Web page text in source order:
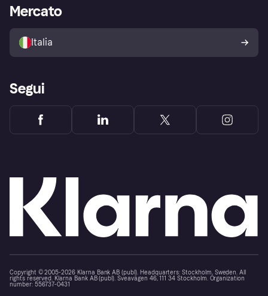
Esplora i negozi
Politica di protezione
dell'acquirente Klarna
Accesso aziende
Mercato
Italia
Segui
Copyright © 2005-2026 Klarna Bank AB (publ). Headquarters: Stockholm, Sweden. All
rights reserved. Klarna Bank AB (publ). Sveavägen 46, 111 34 Stockholm. Organization
number: 556737-0431